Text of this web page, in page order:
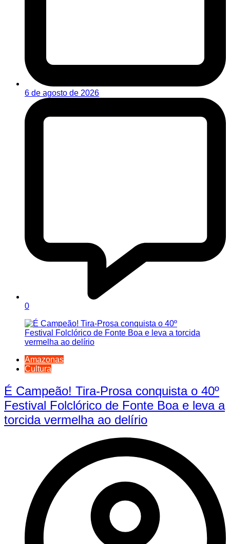
6 de agosto de 2026
0
Amazonas
Cultura
É Campeão! Tira-Prosa conquista o 40º
Festival Folclórico de Fonte Boa e leva a
torcida vermelha ao delírio